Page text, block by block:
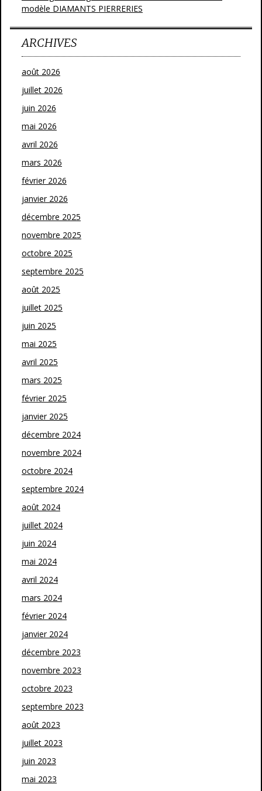
modèle DIAMANTS PIERRERIES
ARCHIVES
août 2026
juillet 2026
juin 2026
mai 2026
avril 2026
mars 2026
février 2026
janvier 2026
décembre 2025
novembre 2025
octobre 2025
septembre 2025
août 2025
juillet 2025
juin 2025
mai 2025
avril 2025
mars 2025
février 2025
janvier 2025
décembre 2024
novembre 2024
octobre 2024
septembre 2024
août 2024
juillet 2024
juin 2024
mai 2024
avril 2024
mars 2024
février 2024
janvier 2024
décembre 2023
novembre 2023
octobre 2023
septembre 2023
août 2023
juillet 2023
juin 2023
mai 2023